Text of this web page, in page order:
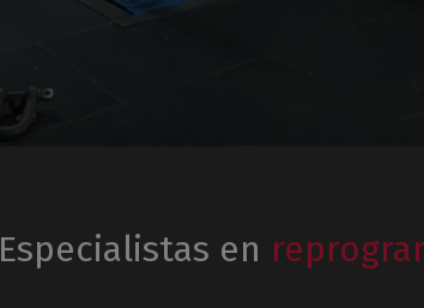
Especialistas en